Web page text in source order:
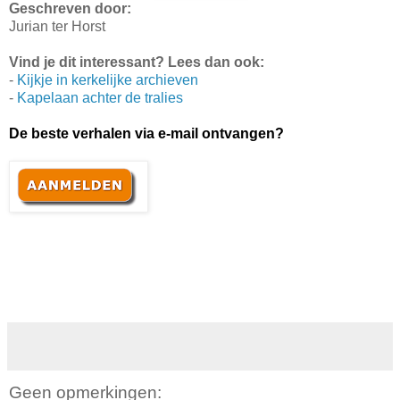
Geschreven door:
Jurian ter Horst
Vind je dit interessant? Lees dan ook:
- Kijkje in kerkelijke archieven
- Kapelaan achter de tralies
De beste verhalen via e-mail ontvangen?
Geen opmerkingen: